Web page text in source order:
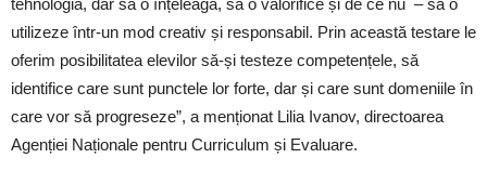
tehnologia, dar să o înțeleagă, să o valorifice și de ce nu – să o
utilizeze într-un mod creativ și responsabil. Prin această testare le
oferim posibilitatea elevilor să-și testeze competențele, să
identifice care sunt punctele lor forte, dar și care sunt domeniile în
care vor să progreseze”, a menționat Lilia Ivanov, directoarea
Agenției Naționale pentru Curriculum și Evaluare.